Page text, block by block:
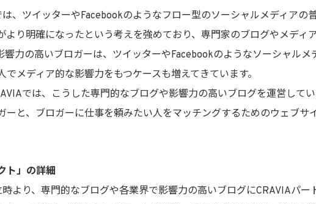
、ツイッターやFacebookのようなフロー型のソーシャルメディアの
より明確になったという考えを強めており、専門家のブログやメディ
響力の高いブロガーは、ツイッターやFacebookのようなソーシャル
でメディア的な影響力をもつケースも増えてきています。
では、こうした専門的なブログや影響力の高いブログを運営して
ーと、ブロガーに仕事を頼みたい人をマッチングするためのウェブ
ト」の詳細
より、専門的なブログや各業界で影響力の高いブログにCRAVIAパ